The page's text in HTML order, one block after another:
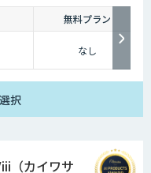
無料プラン
なし
選択
（カイワサ